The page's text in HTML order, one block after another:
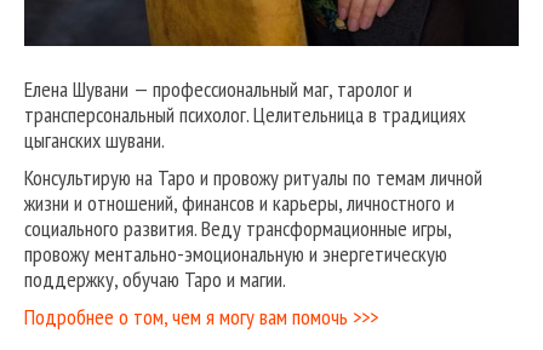
Елена Шувани — профессиональный маг, таролог и
трансперсональный психолог. Целительница в традициях
цыганских шувани.
Консультирую на Таро и провожу ритуалы по темам личной
жизни и отношений, финансов и карьеры, личностного и
социального развития. Веду трансформационные игры,
провожу ментально-эмоциональную и энергетическую
поддержку, обучаю Таро и магии.
Подробнее о том, чем я могу вам помочь >>>